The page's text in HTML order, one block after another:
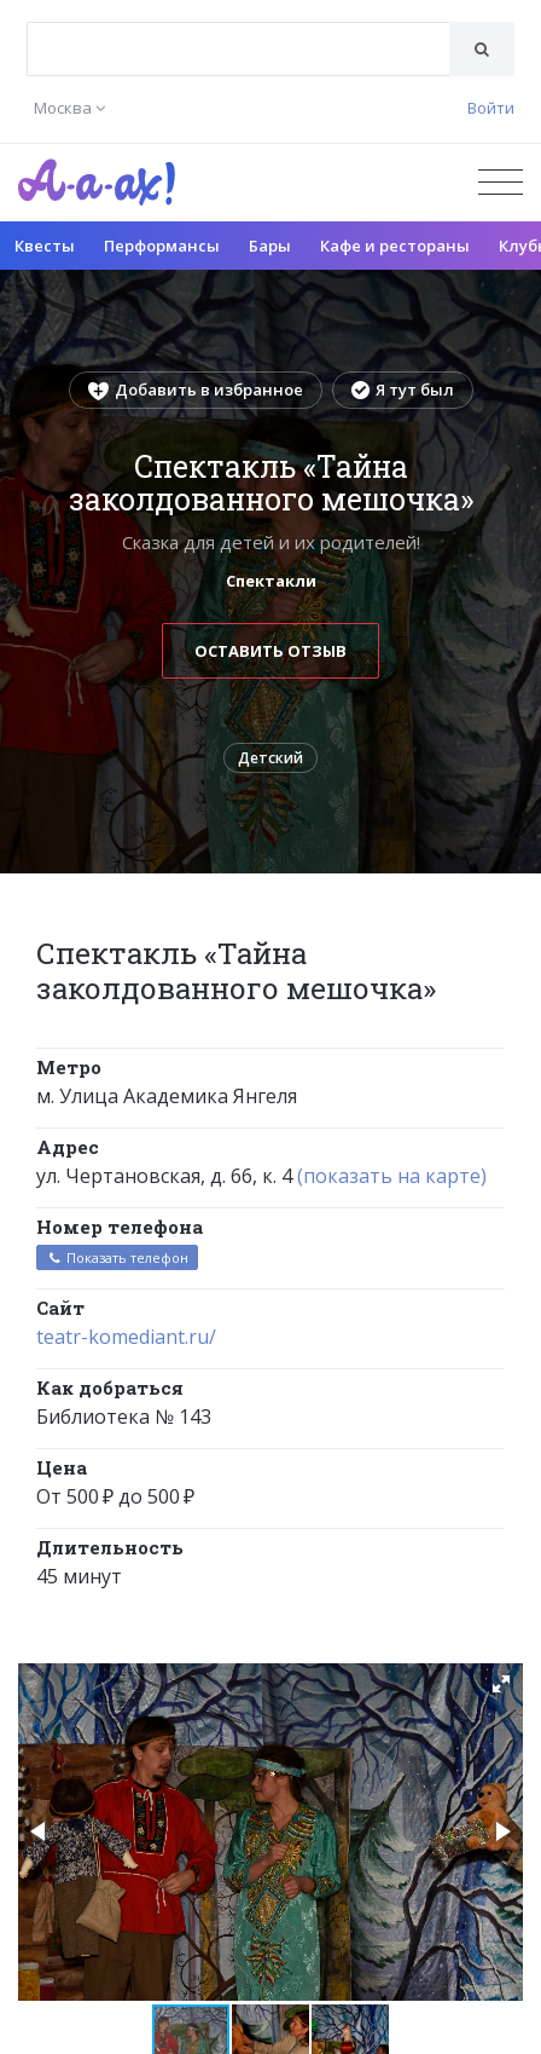
Москва Войти
Квесты Перформансы Бары Кафе и рестораны
Добавить в избранное Я тут был
Спектакль «Тайна
заколдованного мешочка»
Сказка для детей и их родителей!
Спектакли
ОСТАВИТЬ ОТЗЫВ
Детский
Спектакль «Тайна
заколдованного мешочка»
Метро
м. Улица Академика Янгеля
Адрес
ул. Чертановская, д. 66, к. 4(показать на карте)
Номер телефона
Показать телефон
Сайт
teatr-komediant.ru/
Как добраться
Библиотека № 143
Цена
От 500 ₽ до 500 ₽
Длительность
45 минут